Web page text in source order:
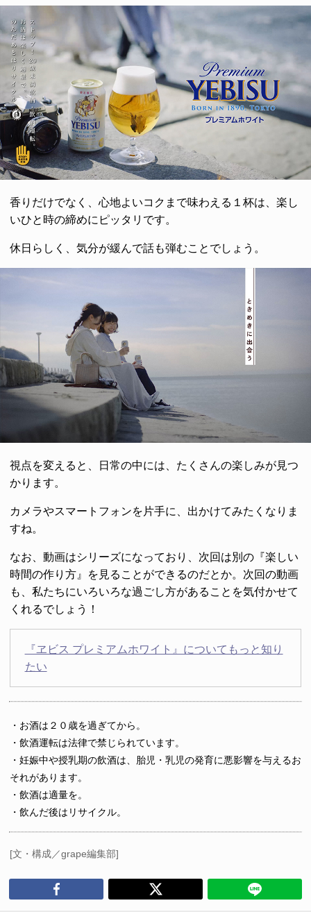
香りだけでなく、心地よいコクまで味わえる１杯は、楽し
いひと時の締めにピッタリです。
休日らしく、気分が緩んで話も弾むことでしょう。
視点を変えると、日常の中には、たくさんの楽しみが見つ
かります。
カメラやスマートフォンを片手に、出かけてみたくなりま
すね。
なお、動画はシリーズになっており、次回は別の『楽しい
時間の作り方』を見ることができるのだとか。次回の動画
も、私たちにいろいろな過ごし方があることを気付かせて
くれるでしょう！
『ヱビス プレミアムホワイト』についてもっと知り
たい
・お酒は２０歳を過ぎてから。
・飲酒運転は法律で禁じられています。
・妊娠中や授乳期の飲酒は、胎児・乳児の発育に悪影響を与えるお
それがあります。
・飲酒は適量を。
・飲んだ後はリサイクル。
[文・構成／grape編集部]